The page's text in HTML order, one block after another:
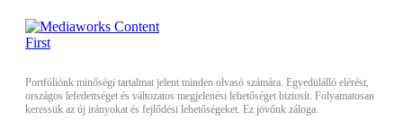
Portfóliónk minőségi tartalmat jelent minden olvasó számára. Egyedülálló elérést,
országos lefedettséget és változatos megjelenési lehetőséget biztosít. Folyamatosan
keressük az új irányokat és fejlődési lehetőségeket. Ez jövőnk záloga.